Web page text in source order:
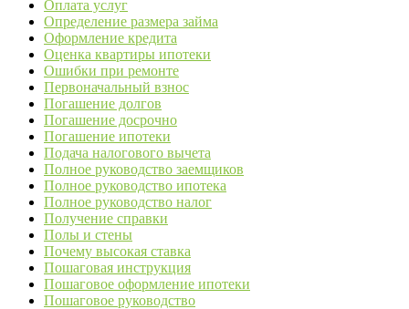
Оплата услуг
Определение размера займа
Оформление кредита
Оценка квартиры ипотеки
Ошибки при ремонте
Первоначальный взнос
Погашение долгов
Погашение досрочно
Погашение ипотеки
Подача налогового вычета
Полное руководство заемщиков
Полное руководство ипотека
Полное руководство налог
Получение справки
Полы и стены
Почему высокая ставка
Пошаговая инструкция
Пошаговое оформление ипотеки
Пошаговое руководство